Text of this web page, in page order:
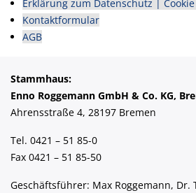
Erklärung zum Datenschutz |
Kontaktformular
AGB
Stammhaus:
Enno Roggemann GmbH & Co. KG,
Ahrensstraße 4, 28197 Bremen
Tel. 0421 – 51 85-0
Fax 0421 – 51 85-50
Geschäftsführer: Max Roggemann, Dr.